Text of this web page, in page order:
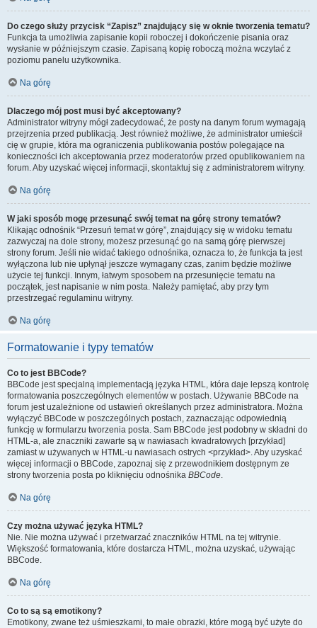
Do czego służy przycisk “Zapisz” znajdujący się w oknie tworzenia tematu?
Funkcja ta umożliwia zapisanie kopii roboczej i dokończenie pisania oraz
wysłanie w późniejszym czasie. Zapisaną kopię roboczą można wczytać z
poziomu panelu użytkownika.
Na górę
Dlaczego mój post musi być akceptowany?
Administrator witryny mógł zadecydować, że posty na danym forum wymagają
przejrzenia przed publikacją. Jest również możliwe, że administrator umieścił
cię w grupie, która ma ograniczenia publikowania postów polegające na
konieczności ich akceptowania przez moderatorów przed opublikowaniem na
forum. Aby uzyskać więcej informacji, skontaktuj się z administratorem witryny.
Na górę
W jaki sposób mogę przesunąć swój temat na górę strony tematów?
Klikając odnośnik “Przesuń temat w górę”, znajdujący się w widoku tematu
zazwyczaj na dole strony, możesz przesunąć go na samą górę pierwszej
strony forum. Jeśli nie widać takiego odnośnika, oznacza to, że funkcja ta jest
wyłączona lub nie upłynął jeszcze wymagany czas, zanim będzie możliwe
użycie tej funkcji. Innym, łatwym sposobem na przesunięcie tematu na
początek, jest napisanie w nim posta. Należy pamiętać, aby przy tym
przestrzegać regulaminu witryny.
Na górę
Formatowanie i typy tematów
Co to jest BBCode?
BBCode jest specjalną implementacją języka HTML, która daje lepszą kontrolę
formatowania poszczególnych elementów w postach. Używanie BBCode na
forum jest uzależnione od ustawień określanych przez administratora. Można
wyłączyć BBCode w poszczególnych postach, zaznaczając odpowiednią
funkcję w formularzu tworzenia posta. Sam BBCode jest podobny w składni do
HTML-a, ale znaczniki zawarte są w nawiasach kwadratowych [przykład]
zamiast w używanych w HTML-u nawiasach ostrych <przykład>. Aby uzyskać
więcej informacji o BBCode, zapoznaj się z przewodnikiem dostępnym ze
strony tworzenia posta po kliknięciu odnośnika BBCode.
Na górę
Czy można używać języka HTML?
Nie. Nie można używać i przetwarzać znaczników HTML na tej witrynie.
Większość formatowania, które dostarcza HTML, można uzyskać, używając
BBCode.
Na górę
Co to są są emotikony?
Emotikony, zwane też uśmieszkami, to małe obrazki, które mogą być użyte do